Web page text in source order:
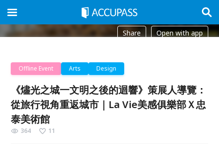
Share Open with app
Offline Event Arts Design
《燼光之城一文明之後的迴響》策展人導覽：
從旅行視角重返城市｜La Vie美感俱樂部Ｘ忠
泰美術館
364 11